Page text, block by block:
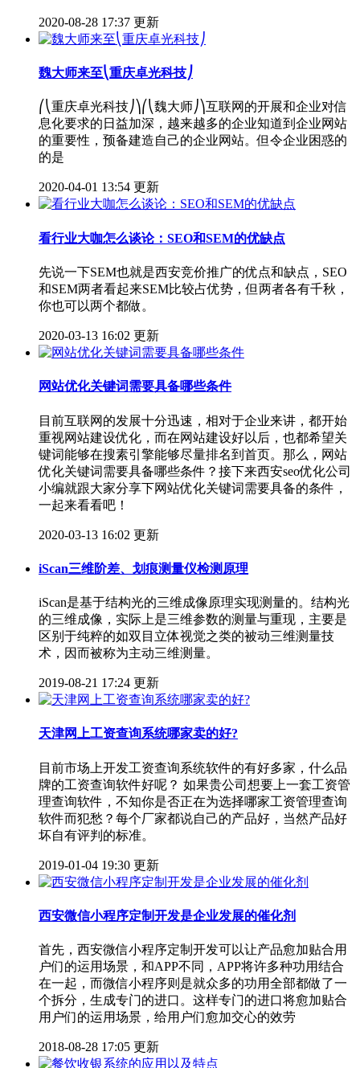
2020-08-28 17:37 更新
魏大师来至⎝重庆卓光科技⎠
⎛⎝重庆卓光科技⎠⎞⎛⎝魏大师⎠⎞互联网的开展和企业对信
息化要求的日益加深，越来越多的企业知道到企业网站
的重要性，预备建造自己的企业网站。但令企业困惑的
的是
2020-04-01 13:54 更新
看行业大咖怎么谈论：SEO和SEM的优缺点
先说一下SEM也就是西安竞价推广的优点和缺点，SEO
和SEM两者看起来SEM比较占优势，但两者各有千秋，
你也可以两个都做。
2020-03-13 16:02 更新
网站优化关键词需要具备哪些条件
目前互联网的发展十分迅速，相对于企业来讲，都开始
重视网站建设优化，而在网站建设好以后，也都希望关
键词能够在搜素引擎能够尽量排名到首页。那么，网站
优化关键词需要具备哪些条件？接下来西安seo优化公司
小编就跟大家分享下网站优化关键词需要具备的条件，
一起来看看吧！
2020-03-13 16:02 更新
iScan三维阶差、划痕测量仪检测原理
iScan是基于结构光的三维成像原理实现测量的。结构光
的三维成像，实际上是三维参数的测量与重现，主要是
区别于纯粹的如双目立体视觉之类的被动三维测量技
术，因而被称为主动三维测量。
2019-08-21 17:24 更新
天津网上工资查询系统哪家卖的好?
目前市场上开发工资查询系统软件的有好多家，什么品
牌的工资查询软件好呢？ 如果贵公司想要上一套工资管
理查询软件，不知你是否正在为选择哪家工资管理查询
软件而犯愁？每个厂家都说自己的产品好，当然产品好
坏自有评判的标准。
2019-01-04 19:30 更新
西安微信小程序定制开发是企业发展的催化剂
首先，西安微信小程序定制开发可以让产品愈加贴合用
户们的运用场景，和APP不同，APP将许多种功用结合
在一起，而微信小程序则是就众多的功用全部都做了一
个拆分，生成专门的进口。这样专门的进口将愈加贴合
用户们的运用场景，给用户们愈加交心的效劳
2018-08-28 17:05 更新